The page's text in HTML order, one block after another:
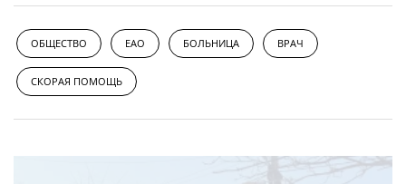
ОБЩЕСТВО ЕАО БОЛЬНИЦА ВРАЧ
СКОРАЯ ПОМОЩЬ